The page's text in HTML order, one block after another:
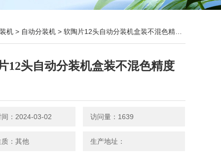
机 > 自动分装机 > 软陶片12头自动分装机盒装不混色精度高
12头自动分装机盒装不混色精度
间：2024-03-02 访问量：1639
：其他 生产地址：